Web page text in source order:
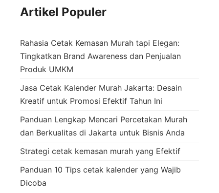
Artikel Populer
Rahasia Cetak Kemasan Murah tapi Elegan:
Tingkatkan Brand Awareness dan Penjualan
Produk UMKM
Jasa Cetak Kalender Murah Jakarta: Desain
Kreatif untuk Promosi Efektif Tahun Ini
Panduan Lengkap Mencari Percetakan Murah
dan Berkualitas di Jakarta untuk Bisnis Anda
Strategi cetak kemasan murah yang Efektif
Panduan 10 Tips cetak kalender yang Wajib
Dicoba